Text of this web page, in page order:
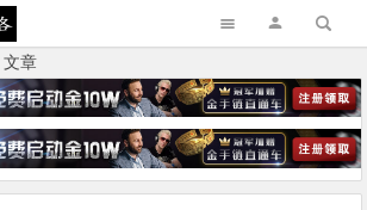
文章